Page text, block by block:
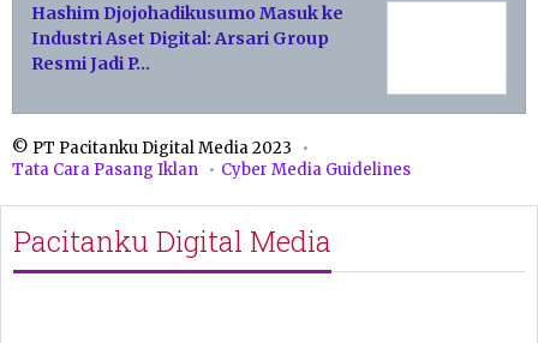
Hashim Djojohadikusumo Masuk ke
Industri Aset Digital: Arsari Group
Resmi Jadi P…
© PT Pacitanku Digital Media 2023
Tata Cara Pasang Iklan
Cyber Media Guidelines
Pacitanku Digital Media